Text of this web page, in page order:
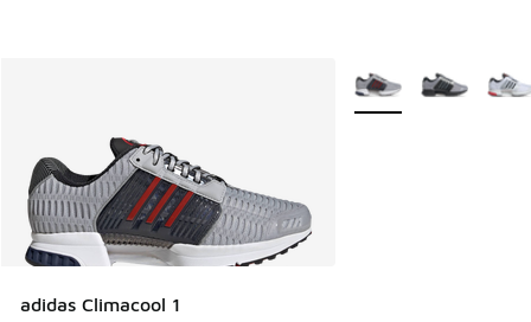
adidas Climacool 1
Meer kleuren